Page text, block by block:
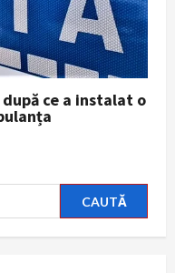
ce a instalat o